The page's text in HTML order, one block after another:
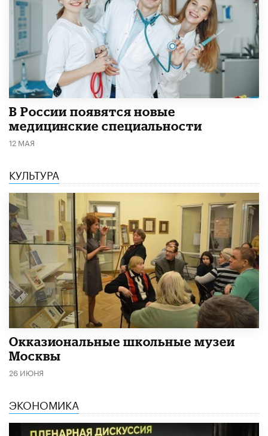
В России появятся новые
медицинские специальности
12 МАЯ
КУЛЬТУРА
​Окказиональные школьные музеи
Москвы
26 ИЮНЯ
ЭКОНОМИКА